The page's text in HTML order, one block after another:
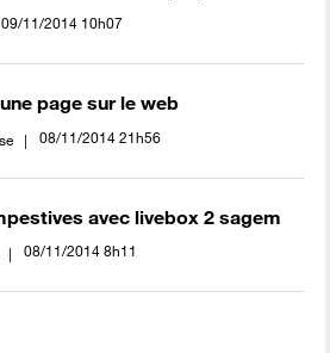
‎09/11/2014 10h07
page sur le web
‎08/11/2014 21h56
avec livebox 2 sagem
‎08/11/2014 8h11